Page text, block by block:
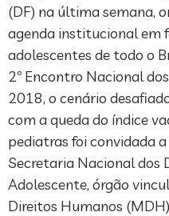
(DF) na última semana,
agenda institucional em
adolescentes de todo o
2º Encontro Nacional
2018, o cenário
com a queda do índice
pediatras foi convidada
Secretaria Nacional dos
Adolescente, órgão
Direitos Humanos